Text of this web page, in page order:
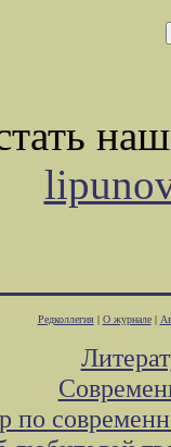
Редколлегия| О журнале|
по